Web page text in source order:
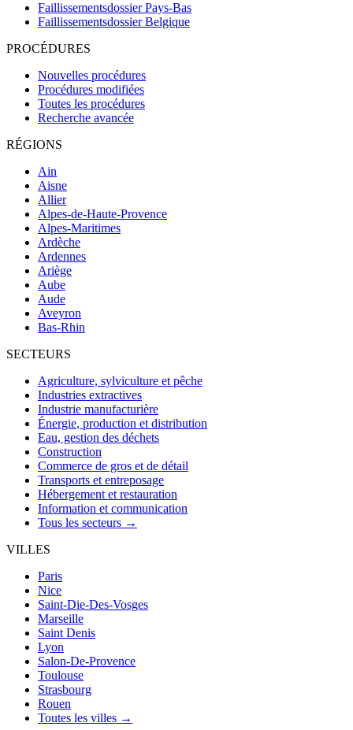
Faillissementsdossier Pays-Bas
Faillissementsdossier Belgique
PROCÉDURES
Nouvelles procédures
Procédures modifiées
Toutes les procédures
Recherche avancée
RÉGIONS
Ain
Aisne
Allier
Alpes-de-Haute-Provence
Alpes-Maritimes
Ardèche
Ardennes
Ariège
Aube
Aude
Aveyron
Bas-Rhin
SECTEURS
Agriculture, sylviculture et pêche
Industries extractives
Industrie manufacturière
Énergie, production et distribution
Eau, gestion des déchets
Construction
Commerce de gros et de détail
Transports et entreposage
Hébergement et restauration
Information et communication
Tous les secteurs →
VILLES
Paris
Nice
Saint-Die-Des-Vosges
Marseille
Saint Denis
Lyon
Salon-De-Provence
Toulouse
Strasbourg
Rouen
Toutes les villes →